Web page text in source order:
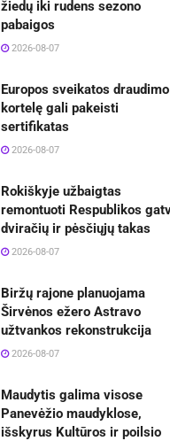
žiedų iki rudens sezono
pabaigos
2026-08-07
Europos sveikatos draudimo
kortelę gali pakeisti
sertifikatas
2026-08-07
Rokiškyje užbaigtas
remontuoti Respublikos
dviračių ir pėsčiųjų takas
2026-08-07
Biržų rajone planuojama
Širvėnos ežero Astravo
užtvankos rekonstrukcija
2026-08-07
Maudytis galima visose
Panevėžio maudyklose,
išskyrus Kultūros ir poilsio